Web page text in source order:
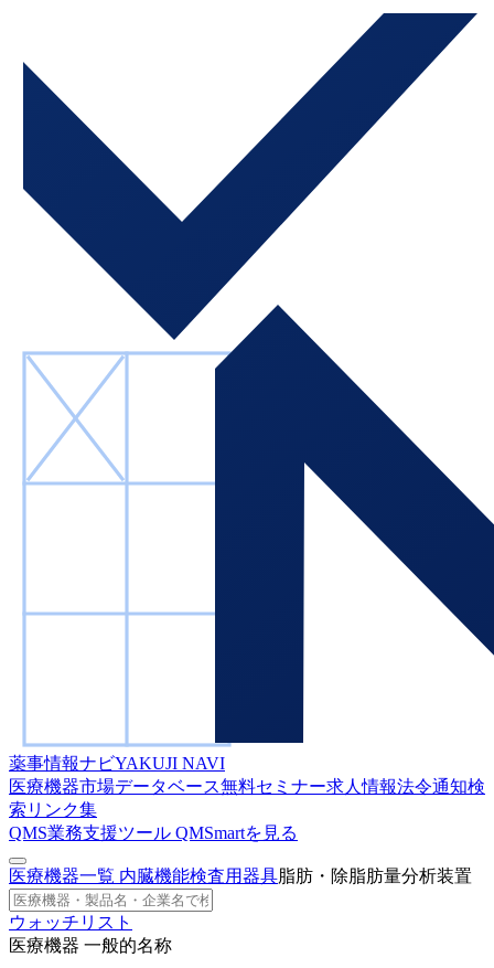
薬事情報ナビYAKUJI NAVI
医療機器市場データベース無料セミナー求人情報法令通知検
索 リンク集
QMS業務支援ツール QMSmartを見る
医療機器一覧 内臓機能検査用器具脂肪・除脂肪量分析装置
ウォッチリスト
医療機器 一般的名称